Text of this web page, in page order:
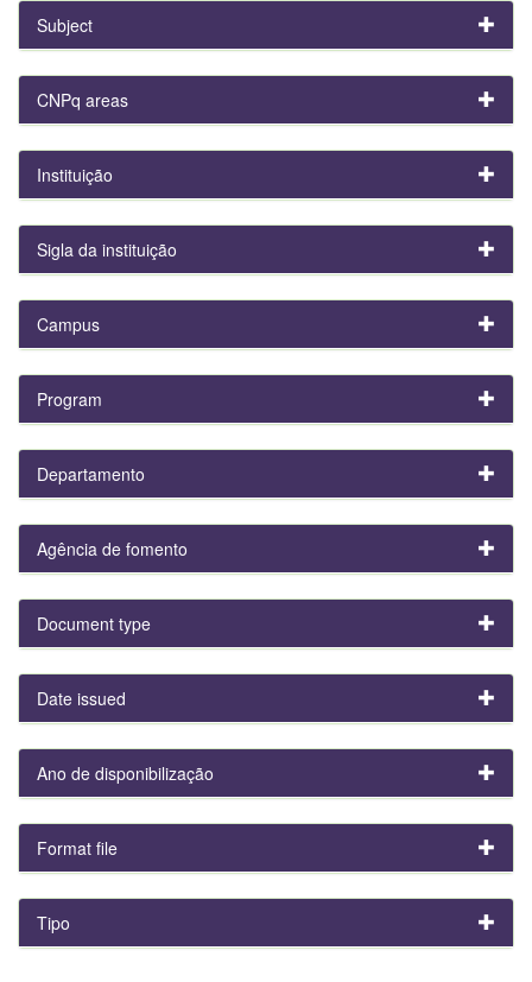
Subject
CNPq areas
Instituição
Sigla da instituição
Campus
Program
Departamento
Agência de fomento
Document type
Date issued
Ano de disponibilização
Format file
Tipo